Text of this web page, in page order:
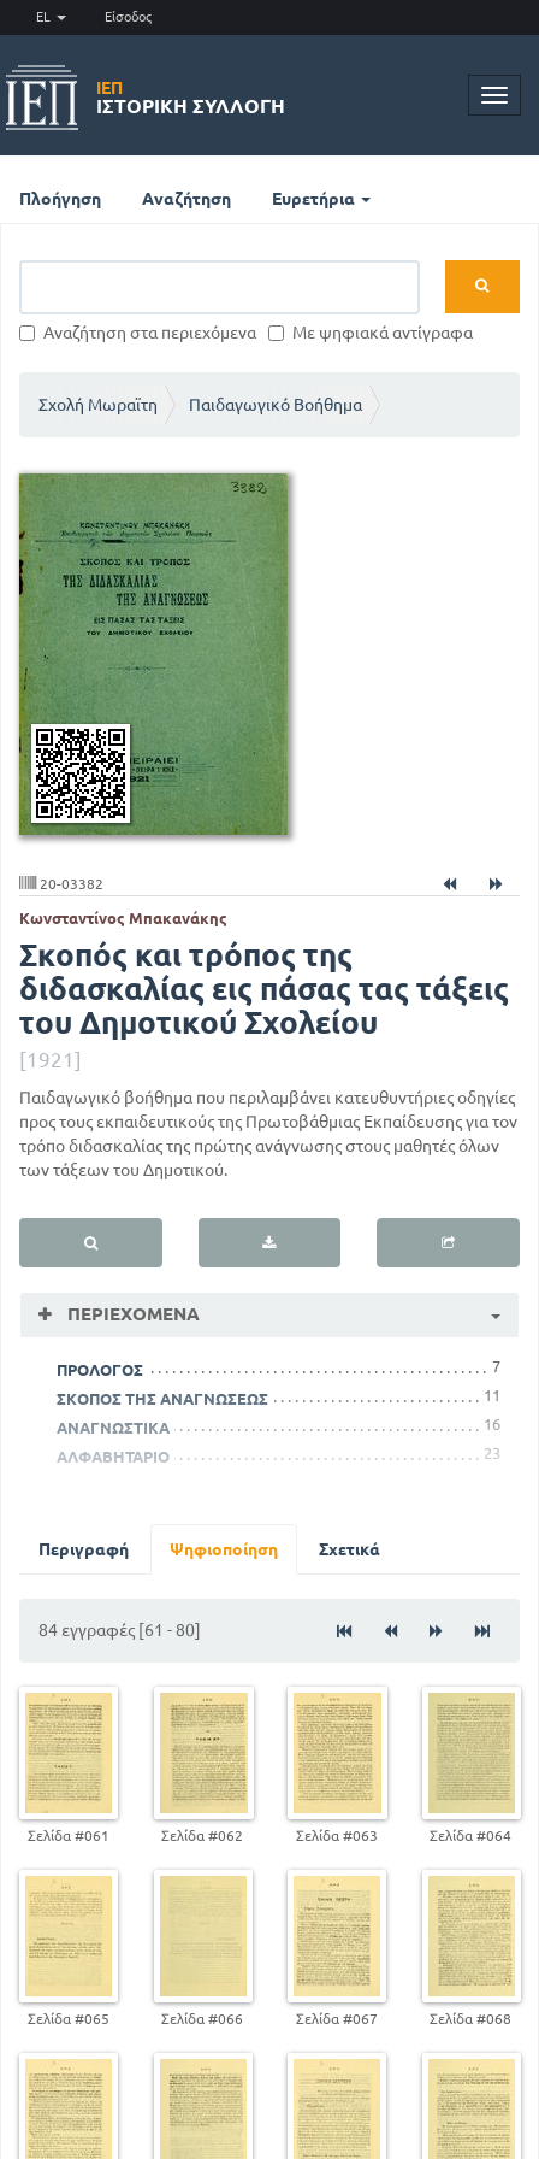
EL Είσοδος
ΙΕΠ
ΙΣΤΟΡΙΚΉ ΣΥΛΛΟΓΉ
Πλοήγηση Αναζήτηση Ευρετήρια
Αναζήτηση στα περιεχόμενα Με ψηφιακά αντίγραφα
Σχολή Μωραϊτη Παιδαγωγικό Βοήθημα
20-03382
Κωνσταντίνος Μπακανάκης
Σκοπός και τρόπος της
διδασκαλίας εις πάσας τας τάξεις
του Δημοτικού Σχολείου
[1921]
Παιδαγωγικό βοήθημα που περιλαμβάνει κατευθυντήριες οδηγίες
προς τους εκπαιδευτικούς της Πρωτοβάθμιας Εκπαίδευσης για τον
τρόπο διδασκαλίας της πρώτης ανάγνωσης στους μαθητές όλων
των τάξεων του Δημοτικού.
ΠΕΡΙΕΧΌΜΕΝΑ
ΠΡΟΛΟΓΟΣ
7
ΣΚΟΠΟΣ ΤΗΣ ΑΝΑΓΝΩΣΕΩΣ
11
ΑΝΑΓΝΩΣΤΙΚΑ
16
ΑΛΦΑΒΗΤΑΡΙΟ
23
ΤΡΟΠΟΣ ΧΩΡΙΣΜΟΥ ΤΩΝ ΛΕΞΕΩΝ ΣΕ ΣΥΛΛΑΒΕΣ
Περιγραφή Ψηφιοποίηση Σχετικά
84 εγγραφές [61 - 80]
Σελίδα #061 Σελίδα #062 Σελίδα #063 Σελίδα #064
Σελίδα #065 Σελίδα #066 Σελίδα #067 Σελίδα #068